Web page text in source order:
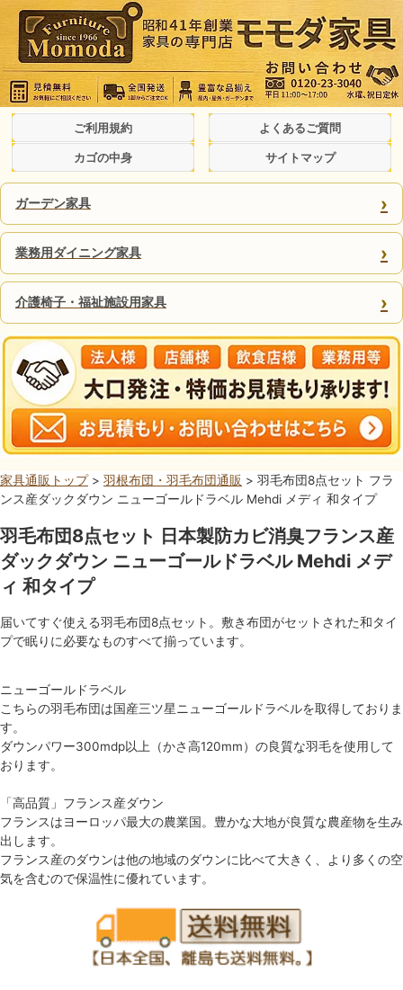
ご利用規約 よくあるご質問
カゴの中身 サイトマップ
ガーデン家具 ›
業務用ダイニング家具 ›
介護椅子・福祉施設用家具 ›
家具通販トップ> 羽根布団・羽毛布団通販 > 羽毛布団8点セット フラ
ンス産ダックダウン ニューゴールドラベル Mehdi メディ 和タイプ
羽毛布団8点セット 日本製防カビ消臭フランス産
ダックダウン ニューゴールドラベル Mehdi メデ
ィ 和タイプ
届いてすぐ使える羽毛布団8点セット。敷き布団がセットされた和タイ
プで眠りに必要なものすべて揃っています。
ニューゴールドラベル
こちらの羽毛布団は国産三ツ星ニューゴールドラベルを取得しておりま
す。
ダウンパワー300mdp以上（かさ高120mm）の良質な羽毛を使用して
おります。
「高品質」フランス産ダウン
フランスはヨーロッパ最大の農業国。豊かな大地が良質な農産物を生み
出します。
フランス産のダウンは他の地域のダウンに比べて大きく、より多くの空
気を含むので保温性に優れています。